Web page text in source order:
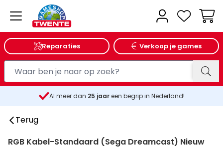
Reparaties Verkoop je games
Al meer dan 25 jaareen begrip in Nederland!
Terug
RGB Kabel-Standaard (Sega Dreamcast) Nieuw